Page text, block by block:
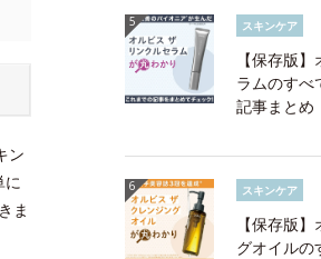
ン
に
ま
スキンケア
【保存版
ラムのすべ
記事まとめ
スキンケア
【保存版
グオイルの